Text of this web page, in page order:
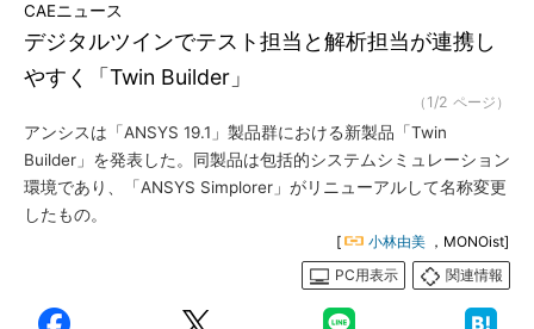
デジタルツインでテスト担当と解析担当が連携し
やすく「Twin Builder」
CAEニュース
（1/2 ページ）
アンシスは「ANSYS 19.1」製品群における新製品「Twin
Builder」を発表した。同製品は包括的システムシミュレーション
環境であり、「ANSYS Simplorer」がリニューアルして名称変更
したもの。
[ 小林由美 ，MONOist]
PC用表示
関連情報